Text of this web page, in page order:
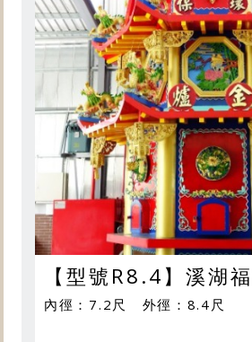
【型號R8.4】溪湖
內徑：7.2尺 外徑：8.4尺